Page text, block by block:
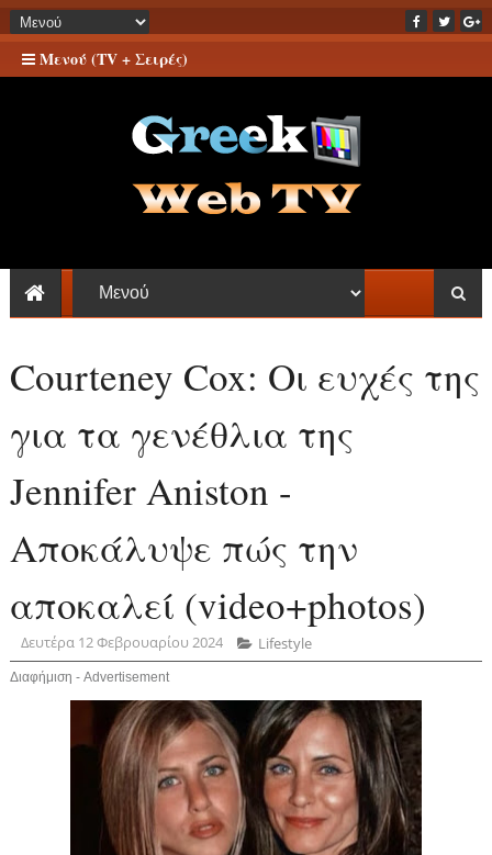
Μενού (TV + Σειρές)
Courteney Cox: Οι ευχές της
για τα γενέθλια της
Jennifer Aniston -
Αποκάλυψε πώς την
αποκαλεί (video+photos)
Δευτέρα 12 Φεβρουαρίου 2024 Lifestyle
Διαφήμιση - Advertisement